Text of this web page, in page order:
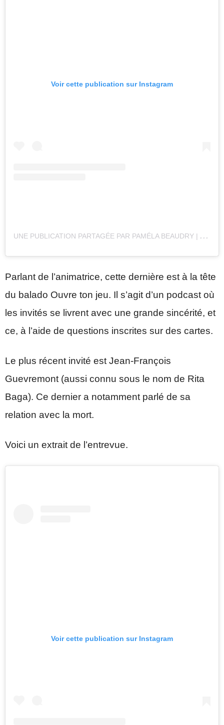
Voir cette publication sur Instagram
U
NE PUBLICATION PARTAGÉE PAR PAMÉLA BEAUDRY | ANIMATRICE & LIFESTYLE (@PAM_BEAUDRY)
Parlant de l’animatrice, cette dernière est à la tête
du balado Ouvre ton jeu. Il s’agit d’un podcast où
les invités se livrent avec une grande sincérité, et
ce, à l’aide de questions inscrites sur des cartes.
Le plus récent invité est Jean-François
Guevremont (aussi connu sous le nom de Rita
Baga). Ce dernier a notamment parlé de sa
relation avec la mort.
Voici un extrait de l’entrevue.
Voir cette publication sur Instagram